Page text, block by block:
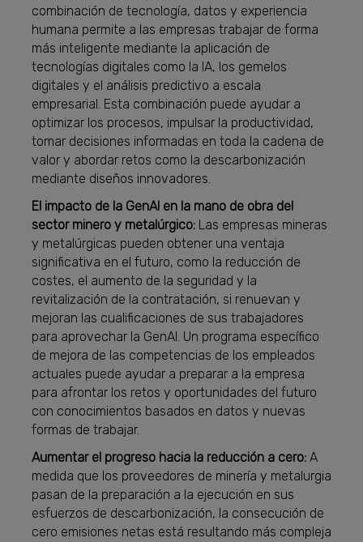
combinación de tecnología, datos y experiencia
humana permite a las empresas trabajar de forma
más inteligente mediante la aplicación de
tecnologías digitales como la IA, los gemelos
digitales y el análisis predictivo a escala
empresarial. Esta combinación puede ayudar a
optimizar los procesos, impulsar la productividad,
tomar decisiones informadas en toda la cadena de
valor y abordar retos como la descarbonización
mediante diseños innovadores.
El impacto de la GenAI en la mano de obra del
sector minero y metalúrgico: Las empresas mineras
y metalúrgicas pueden obtener una ventaja
significativa en el futuro, como la reducción de
costes, el aumento de la seguridad y la
revitalización de la contratación, si renuevan y
mejoran las cualificaciones de sus trabajadores
para aprovechar la GenAI. Un programa específico
de mejora de las competencias de los empleados
actuales puede ayudar a preparar a la empresa
para afrontar los retos y oportunidades del futuro
con conocimientos basados en datos y nuevas
formas de trabajar.
Aumentar el progreso hacia la reducción a cero: A
medida que los proveedores de minería y metalurgia
pasan de la preparación a la ejecución en sus
esfuerzos de descarbonización, la consecución de
cero emisiones netas está resultando más compleja